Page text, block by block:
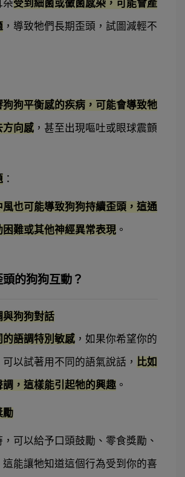
朵受到細菌或黴菌感染，可能會產
，導致牠們長期歪頭，試圖減輕不
狗狗平衡感的疾病，可能會導致牠
方向感 ，甚至出現嘔吐或眼球震顫
：
風也可能導致狗狗持續歪頭，這通
困難或其他神經異常表現 。
的狗狗互動？
與狗狗對話
語調特別敏感 ，如果你希望你的
以試著用不同的語氣說話， 比如
調，這樣能引起牠的興趣 。
勵
可以給予口頭鼓勵、零食獎勵、
能讓牠知道這個行為受到你的喜